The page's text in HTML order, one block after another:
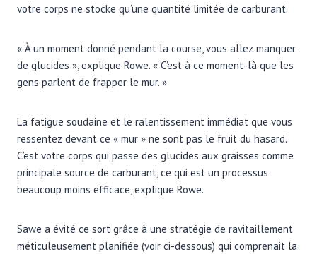
votre corps ne stocke qu’une quantité limitée de carburant.
« À un moment donné pendant la course, vous allez manquer
de glucides », explique Rowe. « C’est à ce moment-là que les
gens parlent de frapper le mur. »
La fatigue soudaine et le ralentissement immédiat que vous
ressentez devant ce « mur » ne sont pas le fruit du hasard.
C’est votre corps qui passe des glucides aux graisses comme
principale source de carburant, ce qui est un processus
beaucoup moins efficace, explique Rowe.
Sawe a évité ce sort grâce à une stratégie de ravitaillement
méticuleusement planifiée (voir ci-dessous) qui comprenait la